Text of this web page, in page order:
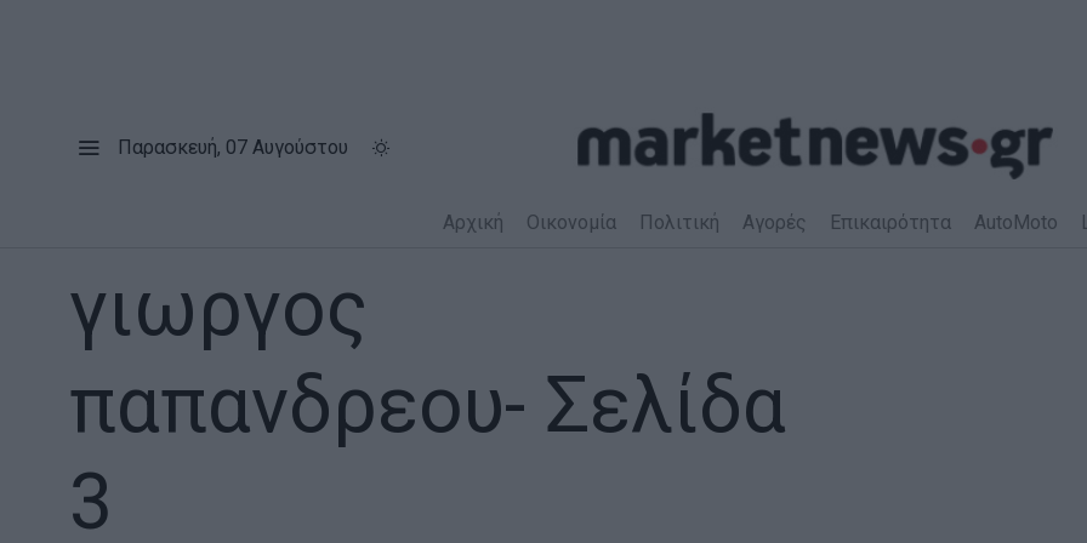
Παρασκευή, 07 Αυγούστου
Αρχική Οικονομία Πολιτική Αγορές Επικαιρότητα AutoMoto
γιωργος
παπανδρεου- Σελίδα
3